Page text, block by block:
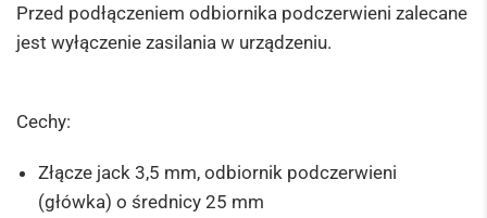
Przed podłączeniem odbiornika podczerwieni zalecane
jest wyłączenie zasilania w urządzeniu.
Cechy:
Złącze jack 3,5 mm, odbiornik podczerwieni
(główka) o średnicy 25 mm